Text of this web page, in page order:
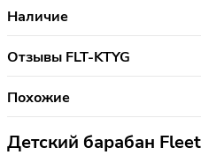
Наличие
Отзывы FLT-KTYG
Похожие
Детский барабан Fleet